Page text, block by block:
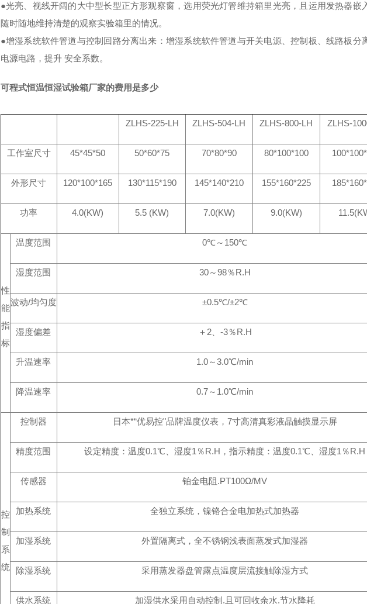
●光亮、视线开阔的大中型长型正方形观察窗，选用荧光灯管维持箱里光亮，且运用发热器嵌
随时随地维持清楚的观察实验箱里的情况。
●增湿系统软件管道与控制回路分离出来：增湿系统软件管道与开关电源、控制板、线路板分
电源电路，提升 安全系数。
可程式恒温恒湿试验箱厂家的费用是多少
ZLHS-225-LH ZLHS-504-LH ZLHS-800-LH ZLHS-
工作室尺寸 45*45*50 50*60*75 70*80*90 80*100*100
外形尺寸 120*100*165 130*115*190 145*140*210 155*160*225
功率 4.0(KW) 5.5 (KW) 7.0(KW) 9.0(KW)
性
能
指
标
温度范围 0℃～150℃
湿度范围 30～98％R.H
波动/均匀度 ±0.5℃/±2℃
湿度偏差 ＋2、-3％R.H
升温速率 1.0～3.0℃/min
降温速率 0.7～1.0℃/min
控
制
系
统
控制器 日本*“优易控"品牌温度仪表，7寸高清真彩液晶触摸显示屏
精度范围 设定精度：温度0.1℃、湿度1％R.H，指示精度：温度0.1℃、湿度1％R.H
传感器 铂金电阻.PT100Ω/MV
加热系统 全独立系统，镍铬合金电加热式加热器
加湿系统 外置隔离式，全不锈钢浅表面蒸发式加湿器
除湿系统 采用蒸发器盘管露点温度层流接触除湿方式
供水系统 加湿供水采用自动控制.且可回收余水.节水降耗